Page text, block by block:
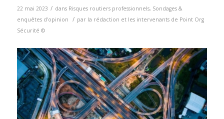
22 mai 2023 / dans Risques routiers professionnels, Sondages &
enquêtes d'opinion
/ par la rédaction et les intervenants de Point Org
Sécurité ©